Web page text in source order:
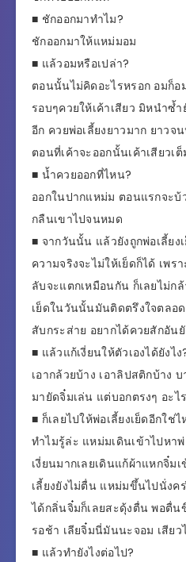
■ ชักออกมาทำไม?
ชักออกมาให้แหม่มอม
■ แล้วอมหรือเปล่า?
ตอนนั้นไม่คิดอะไรหรอก อมก็อ
รอบๆควยให้เค้าเสียว มิหนำซํ้
อีก ควยพ่อเลี้ยงยาวมาก ยาวจ
ตอนที่เค้าจะออกนั้นเค้าเสียวเ
■ น้ำควยออกที่ไหน?
ออกในปากแหม่ม ตอนแรกจะบ้
กลืนเขาไปจนหมด
■ จากวันนั้น แล้วยังถูกพ่อเลี้ยง
ความจริงจะไม่ให้เย็ดก็ได้ เพร
ลับจะแตกเหมือนกัน ก็เลยไม่ก
เย็ดในวันนั้นมันติดตรึงใจตลอ
สับกระส่าย อยากได้ควยสักอัน
■ แล้วแก้เงี่ยนให้ตัวเองได้ยังไง
เอากล้วยบ้าง เอาลิปสติกบ้าง
มายัดจิ๋มเล่น แต่บอกตรงๆ อะ
■ ก็เลยไปให้พ่อเลี้ยงเย็ดอีกใช่ไ
ทำไมรู้ล่ะ แหม่มเดินเข้าไปหา
เงี่ยนมากเลยเดินแก้ผ้าแหกจิ๋ม
เลี้ยงยังไม่ตื่น แหม่มขึ้นไปนั่งค
ได้กลิ่นจิ๋มก็เลยสะดุ้งตื่น พอตื่น
รอช้า เลียจิ๋มนี่มันนะจอม เสียว
■ แล้วทำยังไงต่อไป?